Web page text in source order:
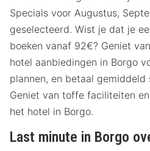
Specials voor Augustus,
geselecteerd. Wist je dat je
boeken vanaf 92€? Geniet
hotel aanbiedingen in Borgo
plannen, en betaal
Geniet van toffe faciliteiten
het hotel in Borgo.
Last minute in Borgo